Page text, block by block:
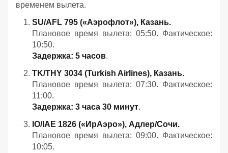
временем вылета.
SU/AFL 795 («Аэрофлот»), Казань.
Плановое время вылета: 05:50. Фактическое:
10:50.
Задержка: 5 часов.
TK/THY 3034 (Turkish Airlines), Казань.
Плановое время вылета: 07:30. Фактическое:
11:00.
Задержка: 3 часа 30 минут.
IO/IAE 1826 («ИрАэро»), Адлер/Сочи.
Плановое время вылета: 09:00. Фактическое:
10:05.